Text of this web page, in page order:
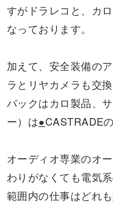
すがドラレコと、カ
なっております。
加えて、安全装備の
ラとリヤカメラも交換
バックはカロ製品、
ー）は●CASTRADE
オーディオ専業のオ
わりがなくても電気
範囲内の仕事はどれ